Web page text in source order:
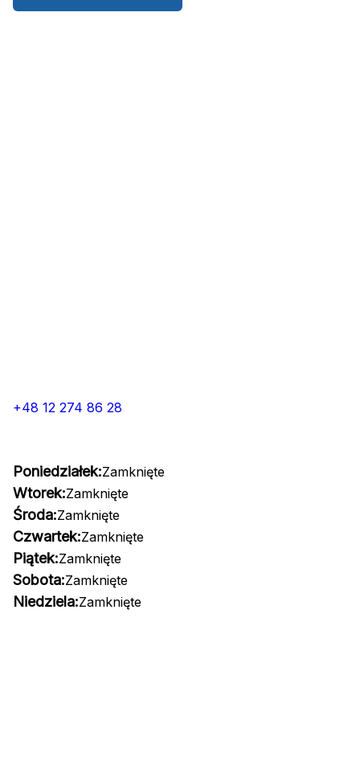
+48 12 274 86 28
Poniedziałek:Zamknięte
Wtorek:Zamknięte
Środa:Zamknięte
Czwartek:Zamknięte
Piątek:Zamknięte
Sobota:Zamknięte
Niedziela:Zamknięte